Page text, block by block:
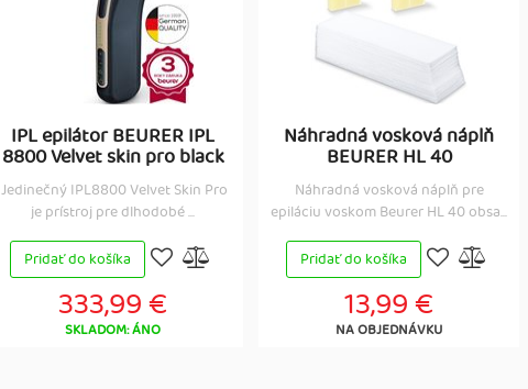
IPL epilátor BEURER IPL
8800 Velvet skin pro black
Jedinečný IPL8800 Velvet Skin Pro
je prístroj pre dlhodobé ...
Pridať do košíka
333,99 €
SKLADOM: ÁNO
Náhradná vosková náplň
BEURER HL 40
Náhradná vosková náplň pre
epiláciu voskom Beurer HL 40 obsa...
Pridať do košíka
13,99 €
NA OBJEDNÁVKU